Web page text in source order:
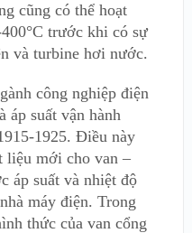
cũng có thể hoạt
trước khi có sự
và turbine hơi nước.
công nghiệp điện
áp suất vận hành
1925. Điều này
liệu mới cho van –
áp suất và nhiệt độ
máy điện. Trong
thức của van cổng